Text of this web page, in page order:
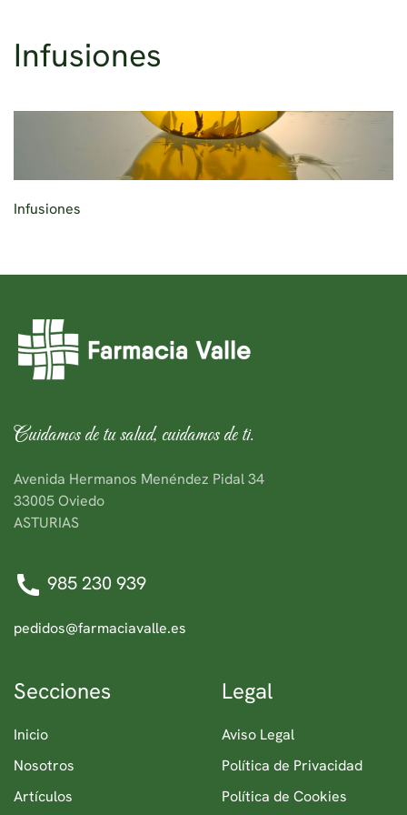
Ir al contenido principal
Infusiones
Infusiones
Cuidamos de tu salud, cuidamos de ti.
Avenida Hermanos Menéndez Pidal 34
33005 Oviedo
ASTURIAS
985 230 939
pedidos@farmaciavalle.es
Secciones
Inicio
Nosotros
Artículos
Legal
Aviso Legal
Política de Privacidad
Política de Cookies